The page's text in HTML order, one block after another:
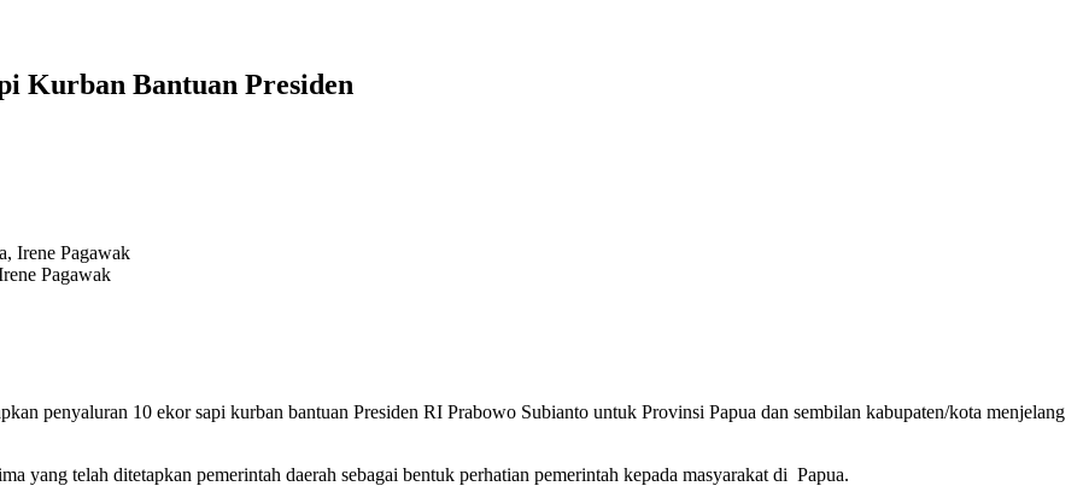
Kurban Bantuan Presiden
Pagawak
penyaluran 10 ekor sapi kurban bantuan Presiden RI Prabowo Subianto untuk Provinsi Papua dan sembilan kabupaten/kota menjelang
yang telah ditetapkan pemerintah daerah sebagai bentuk perhatian pemerintah kepada masyarakat di Papua.